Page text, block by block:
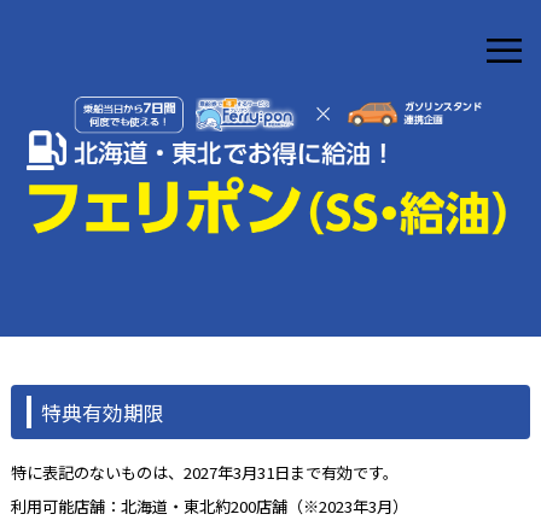
≡
特典有効期限
特に表記のないものは、2027年3月31日まで有効です。
利用可能店舗：北海道・東北約200店舗（※2023年3月）